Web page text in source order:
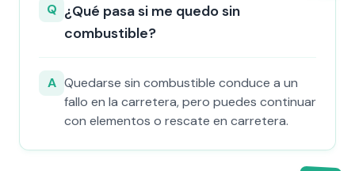
Q ¿Qué pasa si me quedo sin
combustible?
A Quedarse sin combustible conduce a un
fallo en la carretera, pero puedes continuar
con elementos o rescate en carretera.